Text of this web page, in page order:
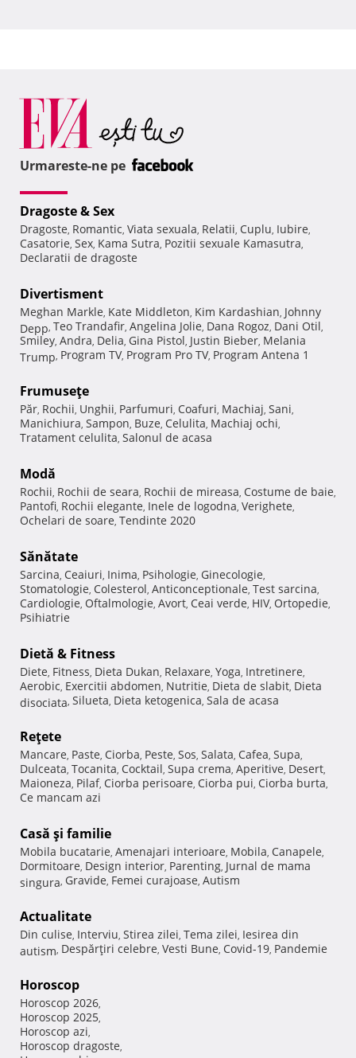
Urmareste-ne pe
Dragoste & Sex
Dragoste, Romantic, Viata sexuala, Relatii, Cuplu, Iubire,
Casatorie, Sex, Kama Sutra, Pozitii sexuale Kamasutra,
Declaratii de dragoste
Divertisment
Meghan Markle, Kate Middleton, Kim Kardashian, Johnny
Depp, Teo Trandafir, Angelina Jolie, Dana Rogoz, Dani Otil,
Smiley, Andra, Delia, Gina Pistol, Justin Bieber, Melania
Trump, Program TV, Program Pro TV, Program Antena 1
Frumuseţe
Păr, Rochii, Unghii, Parfumuri, Coafuri, Machiaj, Sani,
Manichiura, Sampon, Buze, Celulita, Machiaj ochi,
Tratament celulita, Salonul de acasa
Modă
Rochii, Rochii de seara, Rochii de mireasa, Costume de baie,
Pantofi, Rochii elegante, Inele de logodna, Verighete,
Ochelari de soare, Tendinte 2020
Sănătate
Sarcina, Ceaiuri, Inima, Psihologie, Ginecologie,
Stomatologie, Colesterol, Anticonceptionale, Test sarcina,
Cardiologie, Oftalmologie, Avort, Ceai verde, HIV, Ortopedie,
Psihiatrie
Dietă & Fitness
Diete, Fitness, Dieta Dukan, Relaxare, Yoga, Intretinere,
Aerobic, Exercitii abdomen, Nutritie, Dieta de slabit, Dieta
disociata, Silueta, Dieta ketogenica, Sala de acasa
Reţete
Mancare, Paste, Ciorba, Peste, Sos, Salata, Cafea, Supa,
Dulceata, Tocanita, Cocktail, Supa crema, Aperitive, Desert,
Maioneza, Pilaf, Ciorba perisoare, Ciorba pui, Ciorba burta,
Ce mancam azi
Casă şi familie
Mobila bucatarie, Amenajari interioare, Mobila, Canapele,
Dormitoare, Design interior, Parenting, Jurnal de mama
singura, Gravide, Femei curajoase, Autism
Actualitate
Din culise, Interviu, Stirea zilei, Tema zilei, Iesirea din
autism, Despărţiri celebre, Vesti Bune, Covid-19, Pandemie
Horoscop
Horoscop 2026,
Horoscop 2025,
Horoscop azi,
Horoscop dragoste,